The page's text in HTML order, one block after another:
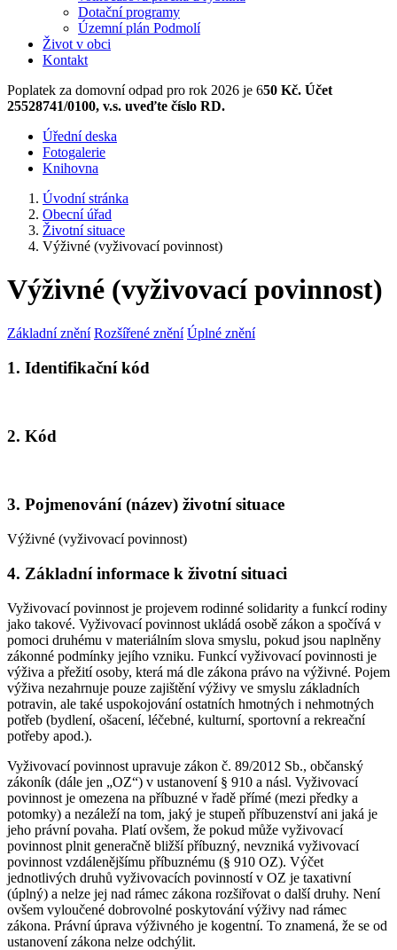
Dotační programy
Územní plán Podmolí
Život v obci
Kontakt
Poplatek za domovní odpad pro rok 2026 je 650 Kč. Účet
25528741/0100, v.s. uveďte číslo RD.
Úřední deska
Fotogalerie
Knihovna
Úvodní stránka
Obecní úřad
Životní situace
Výživné (vyživovací povinnost)
Výživné (vyživovací povinnost)
Základní znění Rozšířené znění Úplné znění
1. Identifikační kód
2. Kód
3. Pojmenování (název) životní situace
Výživné (vyživovací povinnost)
4. Základní informace k životní situaci
Vyživovací povinnost je projevem rodinné solidarity a funkcí rodiny
jako takové. Vyživovací povinnost ukládá osobě zákon a spočívá v
pomoci druhému v materiálním slova smyslu, pokud jsou naplněny
zákonné podmínky jejího vzniku. Funkcí vyživovací povinnosti je
výživa a přežití osoby, která má dle zákona právo na výživné. Pojem
výživa nezahrnuje pouze zajištění výživy ve smyslu základních
potravin, ale také uspokojování ostatních hmotných i nehmotných
potřeb (bydlení, ošacení, léčebné, kulturní, sportovní a rekreační
potřeby apod.).
Vyživovací povinnost upravuje zákon č. 89/2012 Sb., občanský
zákoník (dále jen „OZ“) v ustanovení § 910 a násl. Vyživovací
povinnost je omezena na příbuzné v řadě přímé (mezi předky a
potomky) a nezáleží na tom, jaký je stupeň příbuzenství ani jaká je
jeho právní povaha. Platí ovšem, že pokud může vyživovací
povinnost plnit generačně bližší příbuzný, nevzniká vyživovací
povinnost vzdálenějšímu příbuznému (§ 910 OZ). Výčet
jednotlivých druhů vyživovacích povinností v OZ je taxativní
(úplný) a nelze jej nad rámec zákona rozšiřovat o další druhy. Není
ovšem vyloučené dobrovolné poskytování výživy nad rámec
zákona. Právní úprava výživného je kogentní. To znamená, že se od
ustanovení zákona nelze odchýlit.